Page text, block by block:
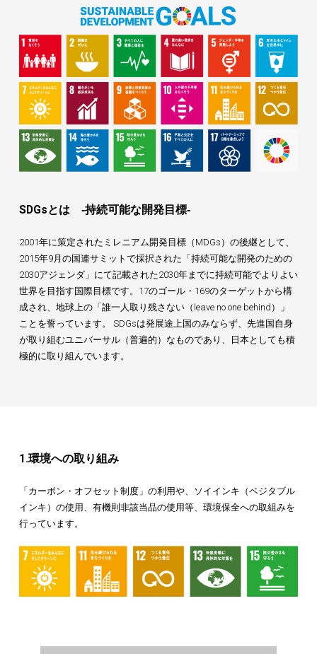
SDGsとは ‐持続可能な開発目標‐
2001年に策定されたミレニアム開発目標（MDGs）の後継として、
2015年9月の国連サミットで採択された「持続可能な開発のための
2030アジェンダ」にて記載された2030年までに持続可能でよりよい
世界を目指す国際目標です。17のゴール・169のターゲットから構
成され、地球上の「誰一人取り残さない（leave no one behind）」
ことを誓っています。 SDGsは発展途上国のみならず、先進国自身
が取り組むユニバーサル（普遍的）なものであり、日本としても積
極的に取り組んでいます。
1.環境への取り組み
「カーボン・オフセット制度」の利用や、ソイインキ（ベジタブル
インキ）の使用、有機則非該当品の使用等、環境保全への取組みを
行っています。